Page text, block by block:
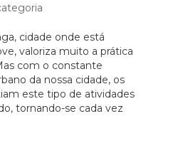
cidade onde está
valoriza muito a prática
com o constante
da nossa cidade, os
este tipo de atividades
tornando-se cada vez